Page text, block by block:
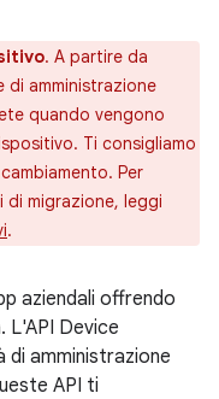
. A partire da
di amministrazione
quando vengono
Ti consigliamo
Per
di migrazione, leggi
.
aziendali offrendo
L'API Device
amministrazione
API ti